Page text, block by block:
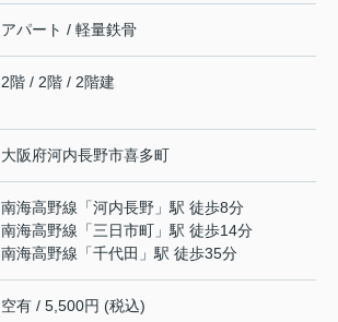
アパート / 軽量鉄骨
2階 / 2階 / 2階建
大阪府河内長野市喜多町
南海高野線 「河内長野 」駅 徒歩8分
南海高野線 「三日市町 」駅 徒歩14分
南海高野線 「千代田 」駅 徒歩35分
空有 / 5,500円 (税込)